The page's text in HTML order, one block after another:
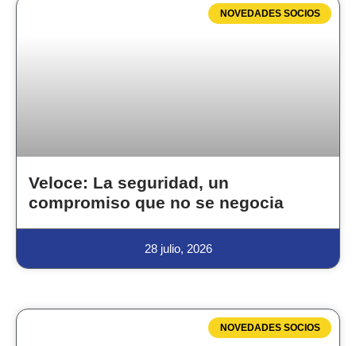
NOVEDADES SOCIOS
Veloce: La seguridad, un
compromiso que no se negocia
28 julio, 2026
NOVEDADES SOCIOS